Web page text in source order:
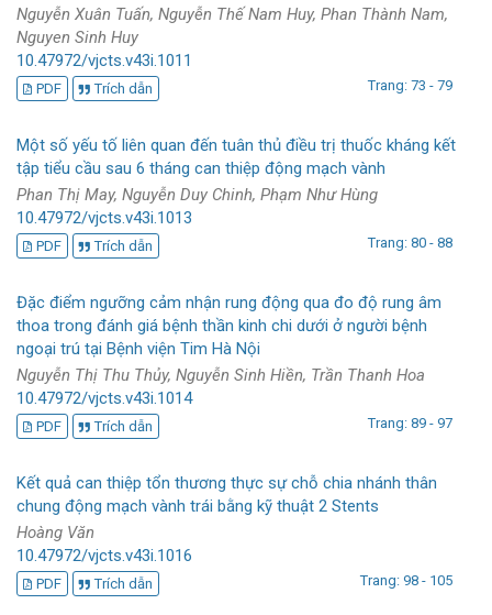
Nguyễn Xuân Tuấn, Nguyễn Thế Nam Huy, Phan Thành Nam,
Nguyen Sinh Huy
10.47972/vjcts.v43i.1011
PDF Trích dẫn Trang: 73 - 79
Một số yếu tố liên quan đến tuân thủ điều trị thuốc kháng kết
tập tiểu cầu sau 6 tháng can thiệp động mạch vành
Phan Thị May, Nguyễn Duy Chinh, Phạm Như Hùng
10.47972/vjcts.v43i.1013
PDF Trích dẫn Trang: 80 - 88
Đặc điểm ngưỡng cảm nhận rung động qua đo độ rung âm
thoa trong đánh giá bệnh thần kinh chi dưới ở người bệnh
ngoại trú tại Bệnh viện Tim Hà Nội
Nguyễn Thị Thu Thủy, Nguyễn Sinh Hiền, Trần Thanh Hoa
10.47972/vjcts.v43i.1014
PDF Trích dẫn Trang: 89 - 97
Kết quả can thiệp tổn thương thực sự chỗ chia nhánh thân
chung động mạch vành trái bằng kỹ thuật 2 Stents
Hoàng Văn
10.47972/vjcts.v43i.1016
PDF Trích dẫn Trang: 98 - 105